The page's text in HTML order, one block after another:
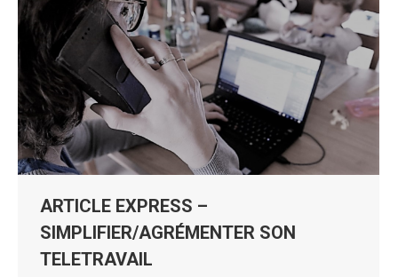
ARTICLE EXPRESS –
SIMPLIFIER/AGRÉMENTER SON
TELETRAVAIL